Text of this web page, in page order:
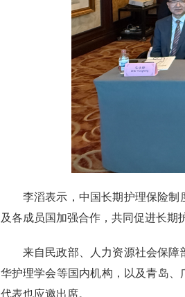
李滔表示，中国长期护理保险
及各成员国加强合作，共同促进长期
来自民政部、人力资源社会保
华护理学会等国内机构，以及青岛
代表也应邀出席。